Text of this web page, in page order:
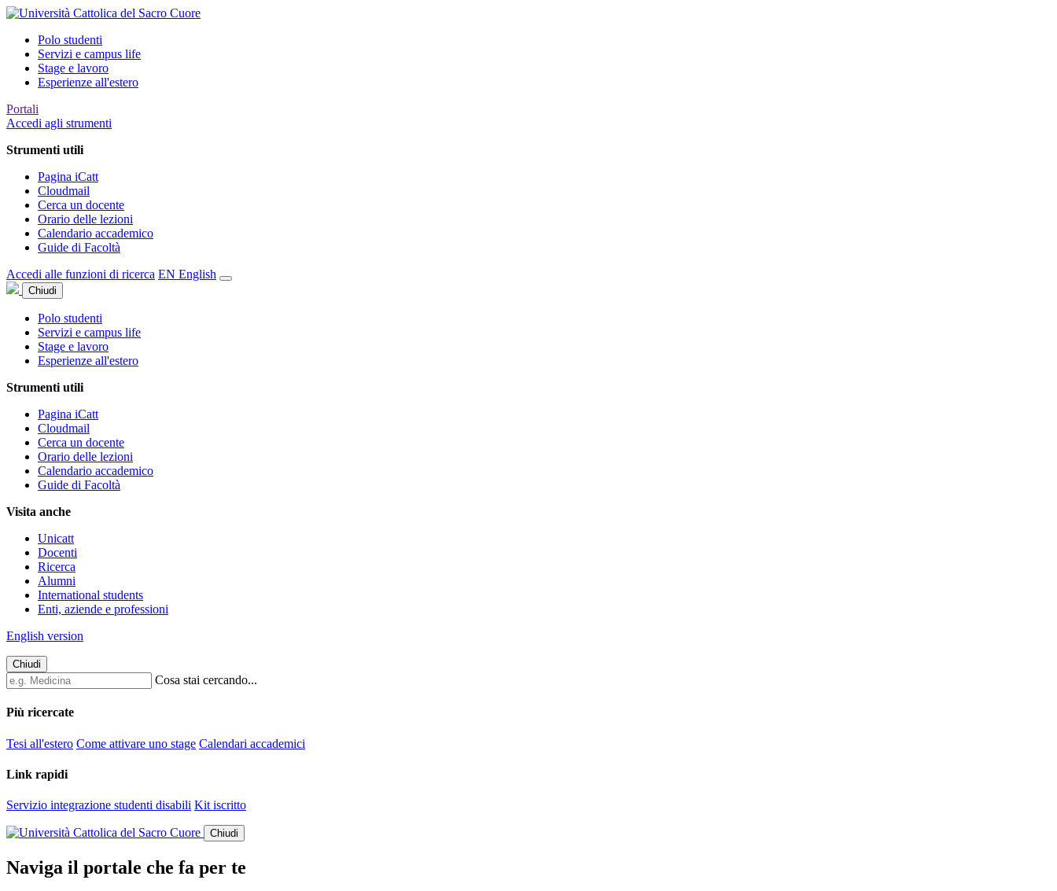
Polo studenti
Servizi e campus life
Stage e lavoro
Esperienze all'estero
Portali
Accedi agli strumenti
Strumenti utili
Pagina iCatt
Cloudmail
Cerca un docente
Orario delle lezioni
Calendario accademico
Guide di Facoltà
Accedi alle funzioni di ricerca EN English
Chiudi
Polo studenti
Servizi e campus life
Stage e lavoro
Esperienze all'estero
Strumenti utili
Pagina iCatt
Cloudmail
Cerca un docente
Orario delle lezioni
Calendario accademico
Guide di Facoltà
Visita anche
Unicatt
Docenti
Ricerca
Alumni
International students
Enti, aziende e professioni
English version
Chiudi
Cosa stai cercando...
Più ricercate
Tesi all'estero Come attivare uno stage Calendari accademici
Link rapidi
Servizio integrazione studenti disabili Kit iscritto
Chiudi
Naviga il portale che fa per te